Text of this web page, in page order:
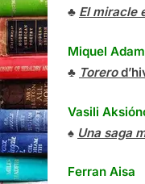
♣ El miracle
Miquel Adam
♣ Torero
Vasili
♠ Una saga
Ferran Aisa